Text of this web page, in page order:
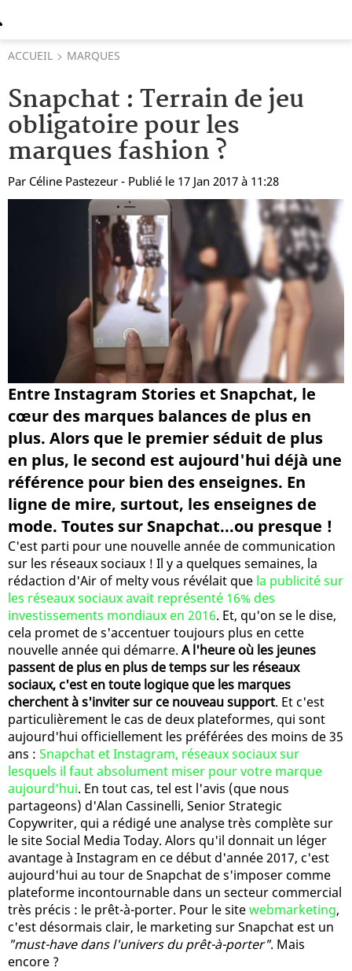
ACCUEIL MARQUES
Snapchat : Terrain de jeu
obligatoire pour les
marques fashion ?
Par Céline Pastezeur - Publié le 17 Jan 2017 à 11:28
Entre Instagram Stories et Snapchat, le
cœur des marques balances de plus en
plus. Alors que le premier séduit de plus
en plus, le second est aujourd'hui déjà une
référence pour bien des enseignes. En
ligne de mire, surtout, les enseignes de
mode. Toutes sur Snapchat...ou presque !
C'est parti pour une nouvelle année de communication
sur les réseaux sociaux ! Il y a quelques semaines, la
rédaction d'Air of melty vous révélait que la publicité sur
les réseaux sociaux avait représenté 16% des
investissements mondiaux en 2016. Et, qu'on se le dise,
cela promet de s'accentuer toujours plus en cette
nouvelle année qui démarre. A l'heure où les jeunes
passent de plus en plus de temps sur les réseaux
sociaux, c'est en toute logique que les marques
cherchent à s'inviter sur ce nouveau support. Et c'est
particulièrement le cas de deux plateformes, qui sont
aujourd'hui officiellement les préférées des moins de 35
ans : Snapchat et Instagram, réseaux sociaux sur
lesquels il faut absolument miser pour votre marque
aujourd'hui. En tout cas, tel est l'avis (que nous
partageons) d'Alan Cassinelli, Senior Strategic
Copywriter, qui a rédigé une analyse très complète sur
le site Social Media Today. Alors qu'il donnait un léger
avantage à Instagram en ce début d'année 2017, c'est
aujourd'hui au tour de Snapchat de s'imposer comme
plateforme incontournable dans un secteur commercial
très précis : le prêt-à-porter. Pour le sitewebmarketing,
c'est désormais clair, le marketing sur Snapchat est un
"must-have dans l'univers du prêt-à-porter". Mais
encore ?